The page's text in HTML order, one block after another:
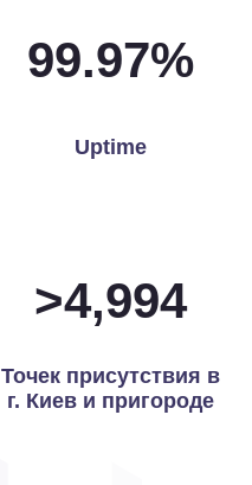
99.97%
Uptime
>5,000
Точек присутствия в
г. Киев и пригороде